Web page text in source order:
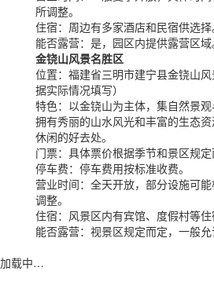
所调整。
住宿： 周边有多家酒店和民宿供选择
能否露营： 是，园区内提供露营区域
金铙山风景名胜区
位置： 福建省三明市建宁县金铙山
据实际情况填写）
特色： 以金铙山为主体，集自然景观
拥有秀丽的山水风光和丰富的生态
休闲的好去处。
门票： 具体票价根据季节和景区规定
停车费： 停车费用按标准收费。
营业时间： 全天开放，部分设施可
调整。
住宿： 风景区内有宾馆、度假村等住
能否露营： 视景区规定而定，一般允
加载中…